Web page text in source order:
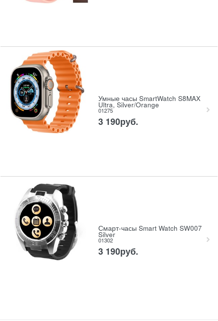
Умные часы SmartWatch S8MAX
Ultra, Silver/Orange
01275
3 190руб.
Смарт-часы Smart Watch SW007
Silver
01302
3 190руб.